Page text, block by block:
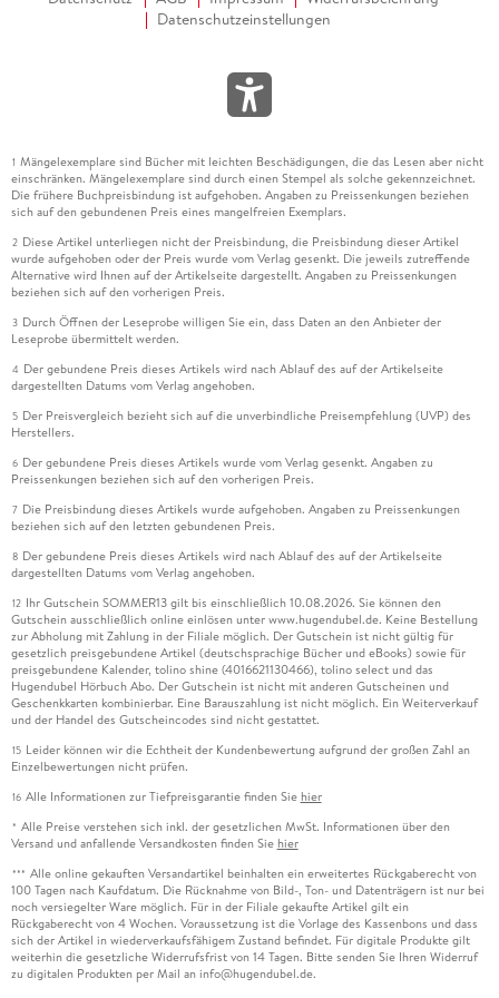
Datenschutzeinstellungen
1 Mängelexemplare sind Bücher mit leichten Beschädigungen, die das Lesen aber nicht
einschränken. Mängelexemplare sind durch einen Stempel als solche gekennzeichnet.
Die frühere Buchpreisbindung ist aufgehoben. Angaben zu Preissenkungen beziehen
sich auf den gebundenen Preis eines mangelfreien Exemplars.
2 Diese Artikel unterliegen nicht der Preisbindung, die Preisbindung dieser Artikel
wurde aufgehoben oder der Preis wurde vom Verlag gesenkt. Die jeweils zutreffende
Alternative wird Ihnen auf der Artikelseite dargestellt. Angaben zu Preissenkungen
beziehen sich auf den vorherigen Preis.
3 Durch Öffnen der Leseprobe willigen Sie ein, dass Daten an den Anbieter der
Leseprobe übermittelt werden.
4 Der gebundene Preis dieses Artikels wird nach Ablauf des auf der Artikelseite
dargestellten Datums vom Verlag angehoben.
5 Der Preisvergleich bezieht sich auf die unverbindliche Preisempfehlung (UVP) des
Herstellers.
6 Der gebundene Preis dieses Artikels wurde vom Verlag gesenkt. Angaben zu
Preissenkungen beziehen sich auf den vorherigen Preis.
7 Die Preisbindung dieses Artikels wurde aufgehoben. Angaben zu Preissenkungen
beziehen sich auf den letzten gebundenen Preis.
8 Der gebundene Preis dieses Artikels wird nach Ablauf des auf der Artikelseite
dargestellten Datums vom Verlag angehoben.
12 Ihr Gutschein SOMMER13 gilt bis einschließlich 10.08.2026. Sie können den
Gutschein ausschließlich online einlösen unter www.hugendubel.de. Keine Bestellung
zur Abholung mit Zahlung in der Filiale möglich. Der Gutschein ist nicht gültig für
gesetzlich preisgebundene Artikel (deutschsprachige Bücher und eBooks) sowie für
preisgebundene Kalender, tolino shine (4016621130466), tolino select und das
Hugendubel Hörbuch Abo. Der Gutschein ist nicht mit anderen Gutscheinen und
Geschenkkarten kombinierbar. Eine Barauszahlung ist nicht möglich. Ein Weiterverkauf
und der Handel des Gutscheincodes sind nicht gestattet.
15 Leider können wir die Echtheit der Kundenbewertung aufgrund der großen Zahl an
Einzelbewertungen nicht prüfen.
16 Alle Informationen zur Tiefpreisgarantie finden Sie hier
* Alle Preise verstehen sich inkl. der gesetzlichen MwSt. Informationen über den
Versand und anfallende Versandkosten finden Sie hier
*** Alle online gekauften Versandartikel beinhalten ein erweitertes Rückgaberecht von
100 Tagen nach Kaufdatum. Die Rücknahme von Bild-, Ton- und Datenträgern ist nur bei
noch versiegelter Ware möglich. Für in der Filiale gekaufte Artikel gilt ein
Rückgaberecht von 4 Wochen. Voraussetzung ist die Vorlage des Kassenbons und dass
sich der Artikel in wiederverkaufsfähigem Zustand befindet. Für digitale Produkte gilt
weiterhin die gesetzliche Widerrufsfrist von 14 Tagen. Bitte senden Sie Ihren Widerruf
zu digitalen Produkten per Mail an info@hugendubel.de.